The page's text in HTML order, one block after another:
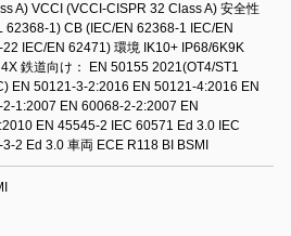
A) VCCI (VCCI-CISPR 32 Class A) 安全性
62368-1) CB (IEC/EN 62368-1 IEC/EN
IEC/EN 62471) 環境 IK10+ IP68/6K9K
4X 鉄道向け： EN 50155 2021(OT4/ST1
EN 50121-3-2:2016 EN 50121-4:2016 EN
1:2007 EN 60068-2-2:2007 EN
EN 45545-2 IEC 60571 Ed 3.0 IEC
2 Ed 3.0 車両 ECE R118 BI BSMI